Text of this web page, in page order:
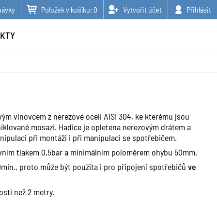
vlnovcem z nerezové oceli AISI 304, ke kterému jsou
mosazi. Hadice je opletena nerezovým drátem a
při montáži i při manipulaci se spotřebičem.
tlakem 0,5bar a minimálním poloměrem ohybu 50mm.
proto může být použita i pro připojení spotřebičů ve
než 2 metry.
Položek v košíku: 0 Vytvořit účet Přihlásit